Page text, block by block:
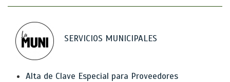
SERVICIOS MUNICIPALES
Alta de Clave Especial para Proveedores